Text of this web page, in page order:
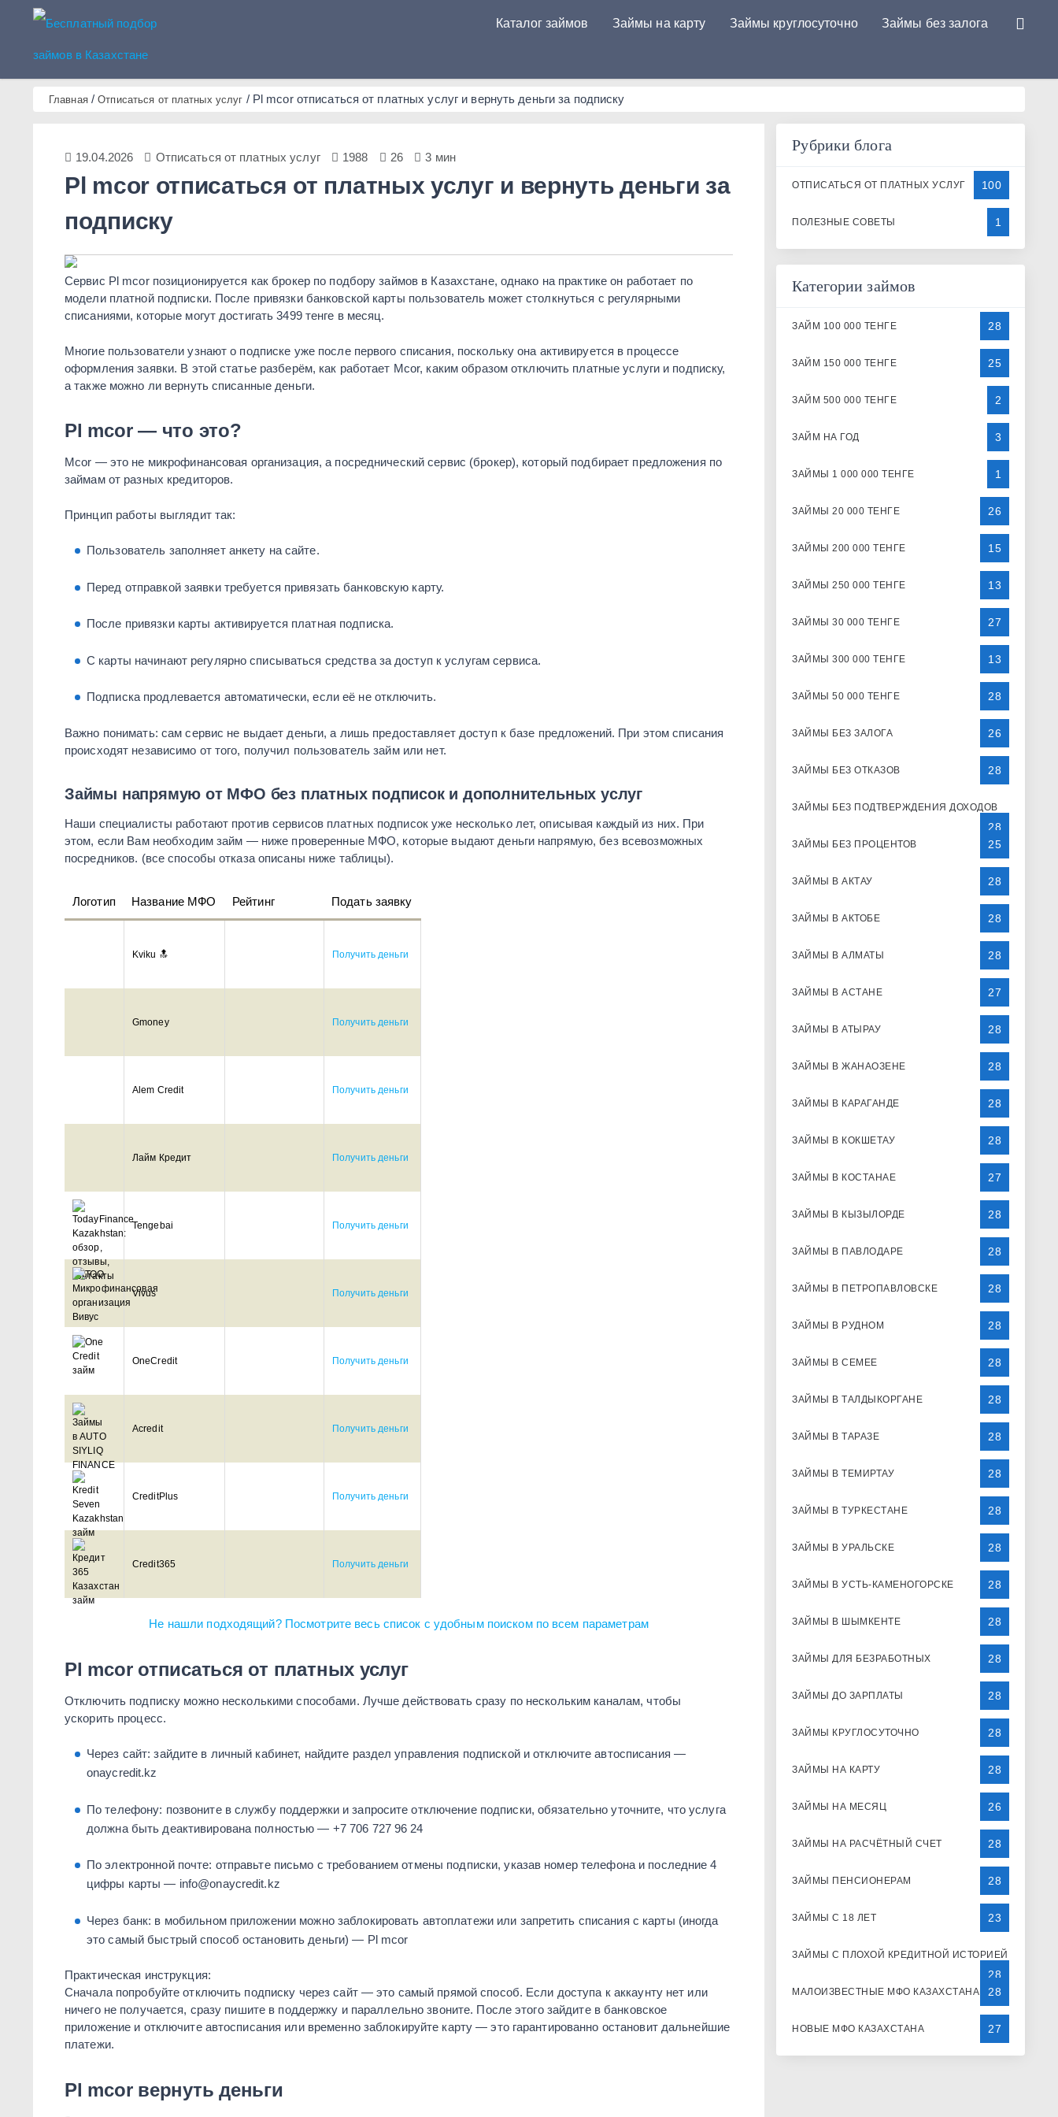
Бесплатный подбор займов в Казахстане
Каталог займов Займы на карту Займы круглосуточно Займы без залога
Главная/Отписаться от платных услуг / Pl mcor отписаться от платных услуг и вернуть деньги за подписку
19.04.2026 Отписаться от платных услуг 1988 26 3 мин
Pl mcor отписаться от платных услуг и вернуть деньги за
подписку
Сервис Pl mcor позиционируется как брокер по подбору займов в Казахстане, однако на практике он работает по
модели платной подписки. После привязки банковской карты пользователь может столкнуться с регулярными
списаниями, которые могут достигать 3499 тенге в месяц.
Многие пользователи узнают о подписке уже после первого списания, поскольку она активируется в процессе
оформления заявки. В этой статье разберём, как работает Mcor, каким образом отключить платные услуги и подписку,
а также можно ли вернуть списанные деньги.
Pl mcor — что это?
Mcor — это не микрофинансовая организация, а посреднический сервис (брокер), который подбирает предложения по
займам от разных кредиторов.
Принцип работы выглядит так:
Пользователь заполняет анкету на сайте.
Перед отправкой заявки требуется привязать банковскую карту.
После привязки карты активируется платная подписка.
С карты начинают регулярно списываться средства за доступ к услугам сервиса.
Подписка продлевается автоматически, если её не отключить.
Важно понимать: сам сервис не выдает деньги, а лишь предоставляет доступ к базе предложений. При этом списания
происходят независимо от того, получил пользователь займ или нет.
Займы напрямую от МФО без платных подписок и дополнительных услуг
Наши специалисты работают против сервисов платных подписок уже несколько лет, описывая каждый из них. При
этом, если Вам необходим займ — ниже проверенные МФО, которые выдают деньги напрямую, без всевозможных
посредников. (все способы отказа описаны ниже таблицы).
Логотип Название МФО Рейтинг Подать заявку
Kviku 🔝 Получить деньги
Gmoney Получить деньги
Alem Credit Получить деньги
Лайм Кредит Получить деньги
Tengebai Получить деньги
Vivus Получить деньги
OneCredit Получить деньги
Acredit Получить деньги
CreditPlus Получить деньги
Credit365 Получить деньги
Не нашли подходящий? Посмотрите весь список с удобным поиском по всем параметрам
Pl mcor отписаться от платных услуг
Отключить подписку можно несколькими способами. Лучше действовать сразу по нескольким каналам, чтобы
ускорить процесс.
Через сайт: зайдите в личный кабинет, найдите раздел управления подпиской и отключите автосписания —
onaycredit.kz
По телефону: позвоните в службу поддержки и запросите отключение подписки, обязательно уточните, что услуга
должна быть деактивирована полностью — +7 706 727 96 24
По электронной почте: отправьте письмо с требованием отмены подписки, указав номер телефона и последние 4
цифры карты — info@onaycredit.kz
Через банк: в мобильном приложении можно заблокировать автоплатежи или запретить списания с карты (иногда
это самый быстрый способ остановить деньги) — Pl mcor
Практическая инструкция:
Сначала попробуйте отключить подписку через сайт — это самый прямой способ. Если доступа к аккаунту нет или
ничего не получается, сразу пишите в поддержку и параллельно звоните. После этого зайдите в банковское
приложение и отключите автосписания или временно заблокируйте карту — это гарантированно остановит дальнейшие
платежи.
Pl mcor вернуть деньги
Рубрики блога
ОТПИСАТЬСЯ ОТ ПЛАТНЫХ УСЛУГ 100
ПОЛЕЗНЫЕ СОВЕТЫ 1
Категории займов
ЗАЙМ 100 000 ТЕНГЕ 28
ЗАЙМ 150 000 ТЕНГЕ 25
ЗАЙМ 500 000 ТЕНГЕ 2
ЗАЙМ НА ГОД 3
ЗАЙМЫ 1 000 000 ТЕНГЕ 1
ЗАЙМЫ 20 000 ТЕНГЕ 26
ЗАЙМЫ 200 000 ТЕНГЕ 15
ЗАЙМЫ 250 000 ТЕНГЕ 13
ЗАЙМЫ 30 000 ТЕНГЕ 27
ЗАЙМЫ 300 000 ТЕНГЕ 13
ЗАЙМЫ 50 000 ТЕНГЕ 28
ЗАЙМЫ БЕЗ ЗАЛОГА 26
ЗАЙМЫ БЕЗ ОТКАЗОВ 28
ЗАЙМЫ БЕЗ ПОДТВЕРЖДЕНИЯ ДОХОДОВ
28
ЗАЙМЫ БЕЗ ПРОЦЕНТОВ 25
ЗАЙМЫ В АКТАУ 28
ЗАЙМЫ В АКТОБЕ 28
ЗАЙМЫ В АЛМАТЫ 28
ЗАЙМЫ В АСТАНЕ 27
ЗАЙМЫ В АТЫРАУ 28
ЗАЙМЫ В ЖАНАОЗЕНЕ 28
ЗАЙМЫ В КАРАГАНДЕ 28
ЗАЙМЫ В КОКШЕТАУ 28
ЗАЙМЫ В КОСТАНАЕ 27
ЗАЙМЫ В КЫЗЫЛОРДЕ 28
ЗАЙМЫ В ПАВЛОДАРЕ 28
ЗАЙМЫ В ПЕТРОПАВЛОВСКЕ 28
ЗАЙМЫ В РУДНОМ 28
ЗАЙМЫ В СЕМЕЕ 28
ЗАЙМЫ В ТАЛДЫКОРГАНЕ 28
ЗАЙМЫ В ТАРАЗЕ 28
ЗАЙМЫ В ТЕМИРТАУ 28
ЗАЙМЫ В ТУРКЕСТАНЕ 28
ЗАЙМЫ В УРАЛЬСКЕ 28
ЗАЙМЫ В УСТЬ-КАМЕНОГОРСКЕ 28
ЗАЙМЫ В ШЫМКЕНТЕ 28
ЗАЙМЫ ДЛЯ БЕЗРАБОТНЫХ 28
ЗАЙМЫ ДО ЗАРПЛАТЫ 28
ЗАЙМЫ КРУГЛОСУТОЧНО 28
ЗАЙМЫ НА КАРТУ 28
ЗАЙМЫ НА МЕСЯЦ 26
ЗАЙМЫ НА РАСЧЁТНЫЙ СЧЕТ 28
ЗАЙМЫ ПЕНСИОНЕРАМ 28
ЗАЙМЫ С 18 ЛЕТ 23
ЗАЙМЫ С ПЛОХОЙ КРЕДИТНОЙ ИСТОРИЕЙ
28
МАЛОИЗВЕСТНЫЕ МФО КАЗАХСТАНА 28
НОВЫЕ МФО КАЗАХСТАНА 27